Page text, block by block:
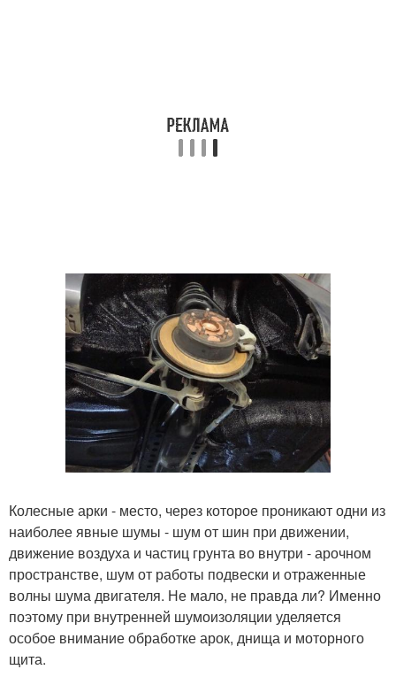
Колесные арки - место, через которое проникают одни из
наиболее явные шумы - шум от шин при движении,
движение воздуха и частиц грунта во внутри - арочном
пространстве, шум от работы подвески и отраженные
волны шума двигателя. Не мало, не правда ли? Именно
поэтому при внутренней шумоизоляции уделяется
особое внимание обработке арок, днища и моторного
щита.